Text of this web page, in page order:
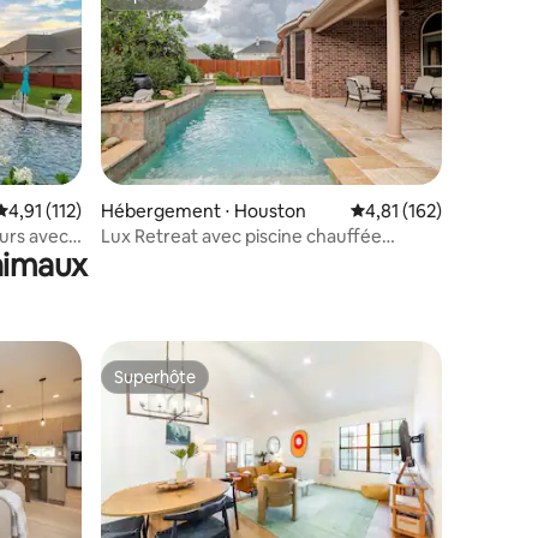
: 4,97 sur 5
moyenne sur la base de 112 commentaires : 4,91 sur 5
4,91 (112)
avec
Hébergement ⋅ Houston Évaluation moyenne
4,81 (162)
Lux Retreat avec piscine chauffée
Superhôte
Superhôte